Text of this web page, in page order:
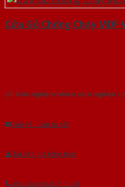
Cửa Gỗ Chống Cháy MDF
Với kinh nghiệm nhiêu năm nghiên
Gửi yêu cầu tư vấn
Tải báo giá tổng hợp
Yêu cầu gọi lại (3 phút)